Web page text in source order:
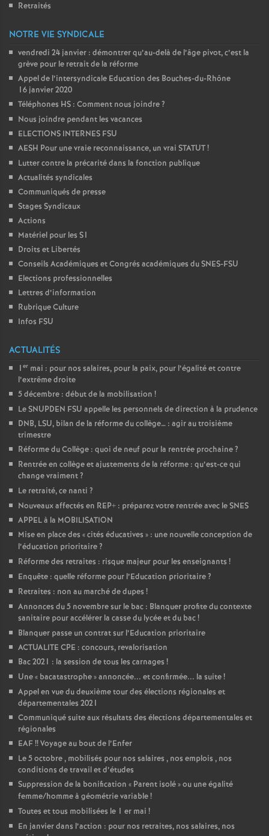
Retraités
NOTRE VIE SYNDICALE
vendredi 24 janvier : démontrer qu’au-delà de l’âge pivot, c’est la
grève pour le retrait de la réforme
Appel de l’intersyndicale Education des Bouches-du-Rhône
16 janvier 2020
Téléphones HS : Comment nous joindre?
Nous joindre pendant les vacances
ELECTIONS INTERNES FSU
AESH Pour une vraie reconnaissance, un vrai STATUT!
Lutter contre la précarité dans la fonction publique
Actualités syndicales
Communiqués de presse
Stages Syndicaux
Actions
Matériel pour les S1
Droits et Libertés
Conseils Académiques et Congrés académiques du SNES-FSU
Elections professionnelles
Lettres d’information
Rubrique Culture
Infos FSU
ACTUALITÉS
1 er mai : pour nos salaires, pour la paix, pour l’égalité et contre
l’extrême droite
5 décembre : début de la mobilisation !
Le SNUPDEN FSU appelle les personnels de direction à la prudence
DNB, LSU, bilan de la réforme du collège… : agir au troisième
trimestre
Réforme du Collège : quoi de neuf pour la rentrée prochaine?
Rentrée en collège et ajustements de la réforme : qu’est-ce qui
change vraiment?
Le retraité, ce nanti ?
Nouveaux affectés en REP+ : préparez votre rentrée avec le SNES
APPEL à la MOBILISATION
Mise en place des «cités éducatives » : une nouvelle conception de
l’éducation prioritaire?
Réforme des retraites : risque majeur pour les enseignants !
Enquête : quelle réforme pour l’Education prioritaire?
Retraites : non au marché de dupes !
Annonces du 5 novembre sur le bac : Blanquer profite du contexte
sanitaire pour accélérer la casse du lycée et du bac!
Blanquer passe un contrat sur l’Education prioritaire
ACTUALITE CPE : concours, revalorisation
Bac 2021 : la session de tous les carnages !
Une « bacatastrophe» annoncée... et confirmée... la suite!
Appel en vue du deuxième tour des élections régionales et
départementales 2021
Communiqué suite aux résultats des élections départementales et
régionales
EAF!! Voyage au bout de l’Enfer
Le 5 octobre , mobilisés pour nos salaires , nos emplois , nos
conditions de travail et d’études
Suppression de la bonification « Parent isolé» ou une égalité
femme/homme à géométrie variable!
Toutes et tous mobilisées le 1 er mai !
En janvier dans l’action : pour nos retraites, nos salaires, nos